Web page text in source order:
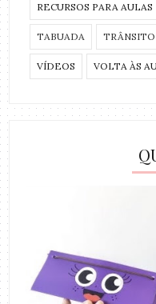
RECURSOS PARA AULAS
TABUADA TRÂNSITO
VÍDEOS VOLTA ÀS